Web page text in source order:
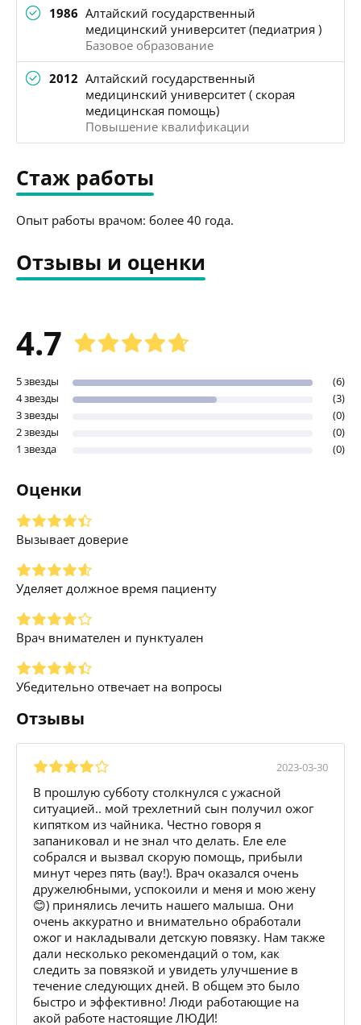
1986 Алтайский государственный
медицинский университет (педиатрия )
Базовое образование
2012 Алтайский государственный
медицинский университет ( скорая
медицинская помощь)
Повышение квалификации
Стаж работы
Опыт работы врачом: более 40 года.
Отзывы и оценки
4.7
5 звезды
(6)
4 звезды
(3)
3 звезды
(0)
2 звезды
(0)
1 звезда
(0)
Оценки
Вызывает доверие
Уделяет должное время пациенту
Врач внимателен и пунктуален
Убедительно отвечает на вопросы
Отзывы
2023-03-30
В прошлую субботу столкнулся с ужасной
ситуацией.. мой трехлетний сын получил ожог
кипятком из чайника. Честно говоря я
запаниковал и не знал что делать. Еле еле
собрался и вызвал скорую помощь, прибыли
минут через пять (вау!). Врач оказался очень
дружелюбными, успокоили и меня и мою жену
😊) принялись лечить нашего малыша. Они
очень аккуратно и внимательно обработали
ожог и накладывали детскую повязку. Нам также
дали несколько рекомендаций о том, как
следить за повязкой и увидеть улучшение в
течение следующих дней. В общем это было
быстро и эффективно! Люди работающие на
акой работе настоящие ЛЮДИ!